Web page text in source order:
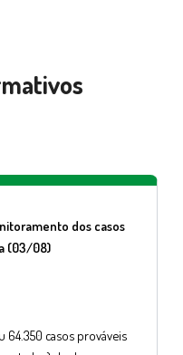
dos casos
(03/08)
64.350 casos prováveis